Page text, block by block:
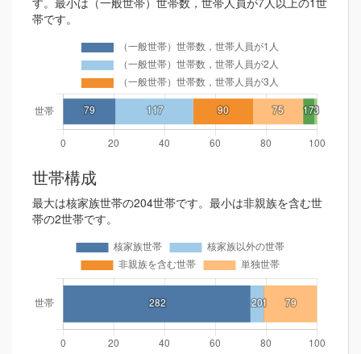
帯です。
世帯構成
最大は核家族世帯の204世帯です。最小は非親族を含む世
帯の2世帯です。